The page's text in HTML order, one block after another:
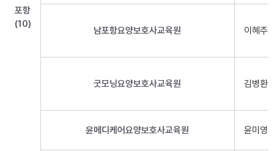
포항
(10)
남포항요양보호사교육원 이혜주
굿모닝요양보호사교육원 김병환
윤메디케어요양보호사교육원 윤미영